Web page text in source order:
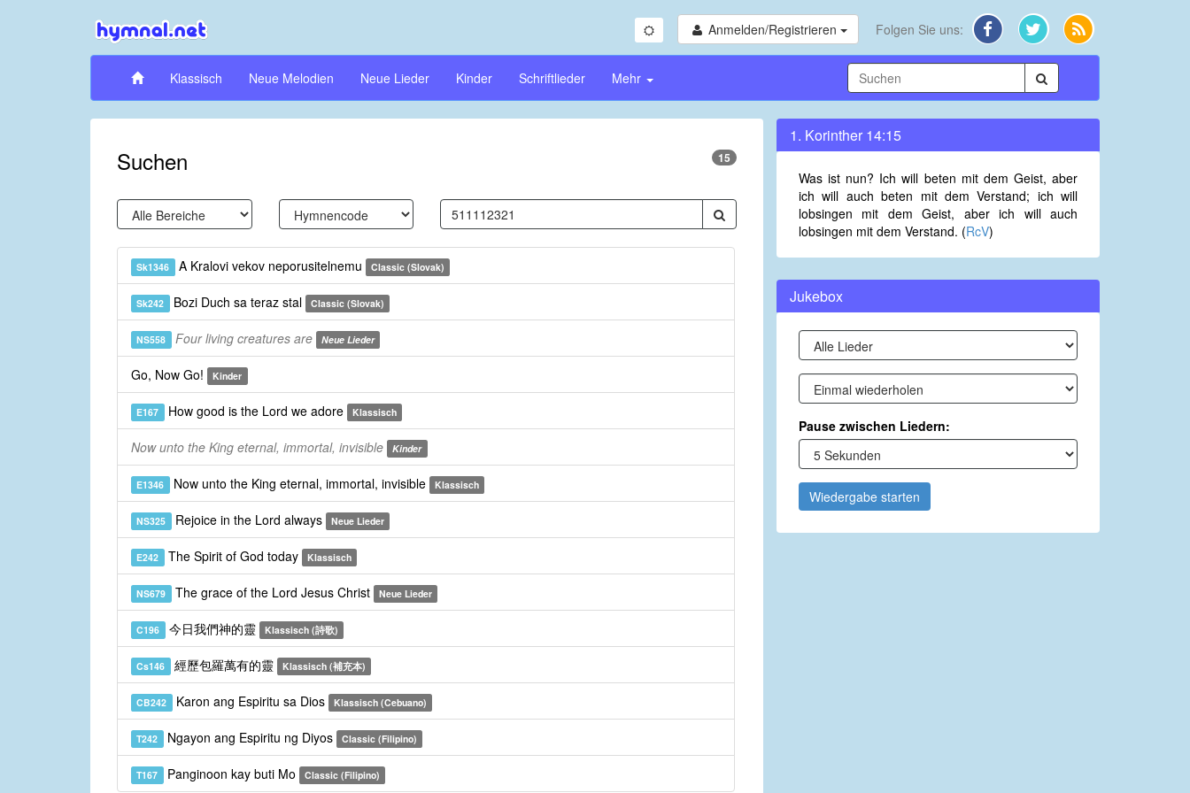
Anmelden/Registrieren Folgen Sie uns:
Klassisch Neue Melodien Neue Lieder Kinder Schriftlieder Mehr
Suchen 15
Sk1346 A Kralovi vekov neporusitelnemu Classic (Slovak)
Sk242 Bozi Duch sa teraz stal Classic (Slovak)
NS558 Four living creatures are Neue Lieder
Go, Now Go! Kinder
E167 How good is the Lord we adore Klassisch
Now unto the King eternal, immortal, invisible Kinder
E1346 Now unto the King eternal, immortal, invisible Klassisch
NS325 Rejoice in the Lord always Neue Lieder
E242 The Spirit of God today Klassisch
NS679 The grace of the Lord Jesus Christ Neue Lieder
C196 今日我們神的靈 Klassisch (詩歌)
Cs146 經歷包羅萬有的靈 Klassisch (補充本)
CB242 Karon ang Espiritu sa Dios Klassisch (Cebuano)
T242 Ngayon ang Espiritu ng Diyos Classic (Filipino)
T167 Panginoon kay buti Mo Classic (Filipino)
1. Korinther 14:15
Was ist nun? Ich will beten mit dem Geist, aber
ich will auch beten mit dem Verstand; ich will
lobsingen mit dem Geist, aber ich will auch
lobsingen mit dem Verstand. (RcV)
Jukebox
Pause zwischen Liedern:
Wiedergabe starten